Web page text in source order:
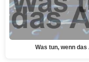
Was tun, wenn